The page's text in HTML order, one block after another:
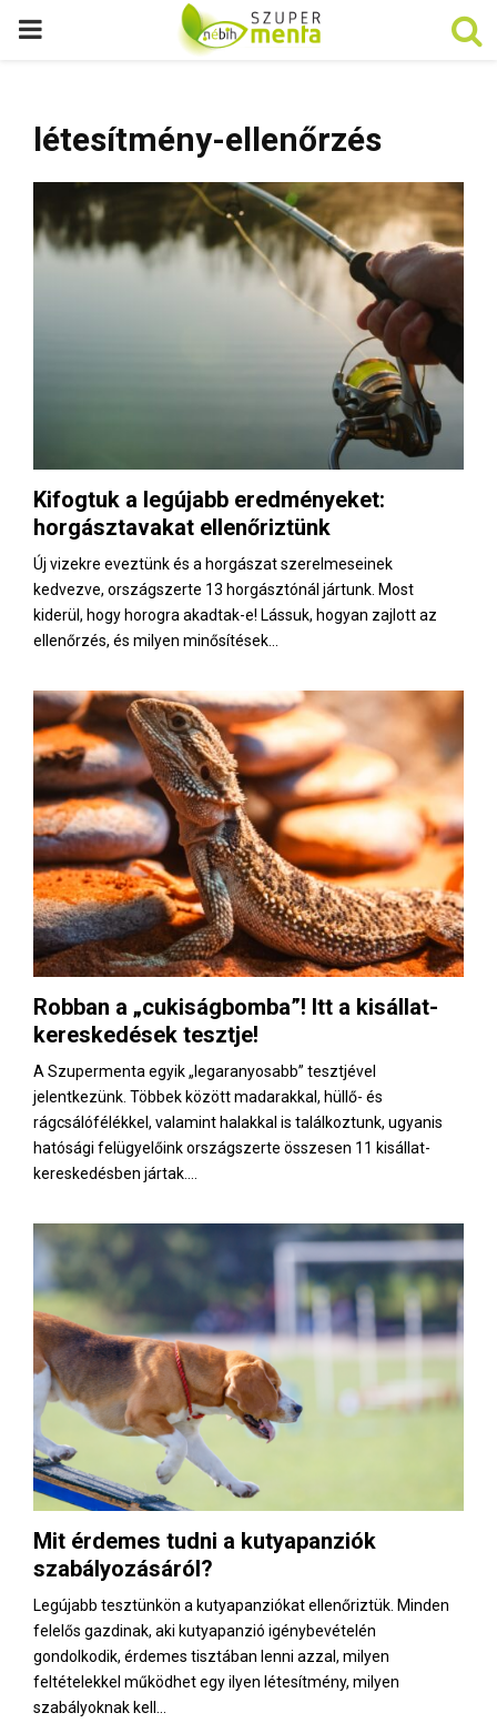
P
N
U
létesítmény-ellenőrzés
Kifogtuk a legújabb eredményeket:
horgásztavakat ellenőriztünk
Új vizekre eveztünk és a horgászat szerelmeseinek
kedvezve, országszerte 13 horgásztónál jártunk. Most
kiderül, hogy horogra akadtak-e! Lássuk, hogyan zajlott az
ellenőrzés, és milyen minősítések...
Robban a „cukiságbomba”! Itt a kisállat-
kereskedések tesztje!
A Szupermenta egyik „legaranyosabb” tesztjével
jelentkezünk. Többek között madarakkal, hüllő- és
rágcsálófélékkel, valamint halakkal is találkoztunk, ugyanis
hatósági felügyelőink országszerte összesen 11 kisállat-
kereskedésben jártak....
Mit érdemes tudni a kutyapanziók
szabályozásáról?
Legújabb tesztünkön a kutyapanziókat ellenőriztük. Minden
felelős gazdinak, aki kutyapanzió igénybevételén
gondolkodik, érdemes tisztában lenni azzal, milyen
feltételekkel működhet egy ilyen létesítmény, milyen
szabályoknak kell...